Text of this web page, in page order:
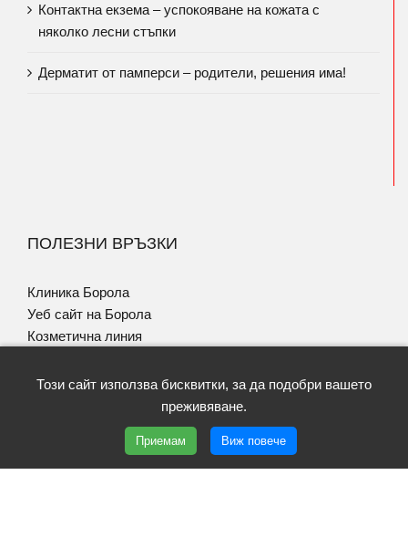
Контактна екзема – успокояване на кожата с
няколко лесни стъпки
Дерматит от памперси – родители, решения има!
ПОЛЕЗНИ ВРЪЗКИ
Клиника Борола
Уеб сайт на Борола
Козметична линия
Фамилия Имунобор
Програма за Псориазис
Този сайт използва бисквитки, за да подобри вашето
преживяване.
Приемам Виж повече